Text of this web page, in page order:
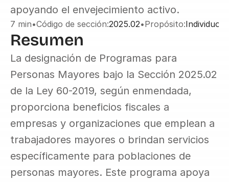
apoyando el envejecimiento activo.
7 min•Código de sección:2025.02•Propósito:Individuos
Resumen
La designación de Programas para
Personas Mayores bajo la Sección 2025.02
de la Ley 60-2019, según enmendada,
proporciona beneficios fiscales a
empresas y organizaciones que emplean a
trabajadores mayores o brindan servicios
específicamente para poblaciones de
personas mayores. Este programa apoya